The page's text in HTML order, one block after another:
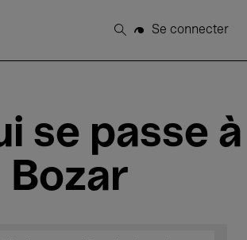
Rechercher
Se connecter
se passe à
Bozar